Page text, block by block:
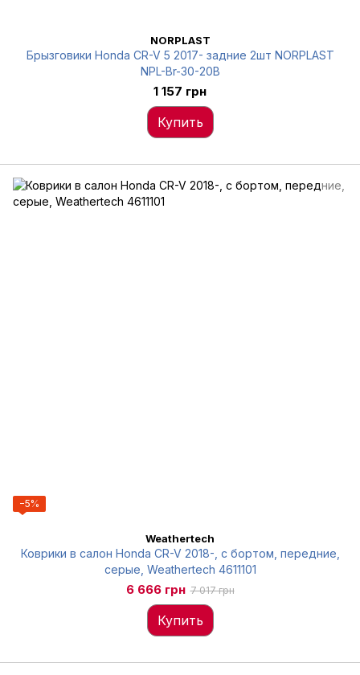
NORPLAST
Брызговики Honda CR-V 5 2017- задние 2шт NORPLAST
NPL-Br-30-20B
1 157 грн
Купить
−5%
Weathertech
Коврики в салон Honda CR-V 2018-, с бортом, передние,
серые, Weathertech 4611101
6 666 грн 7 017 грн
Купить